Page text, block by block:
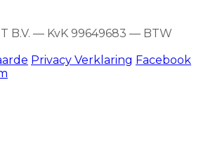
B.V. — KvK 99649683 — BTW
Privacy Verklaring Facebook